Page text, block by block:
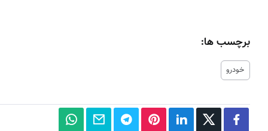
برچسب ها:
خودرو